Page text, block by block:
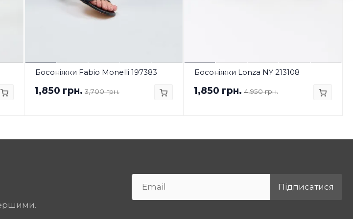
Босоніжки Fabio Monelli 197383
1,850 грн. 3,700 грн.
Босоніжки Lonza NY 213108
1,850 грн. 4,950 грн.
Підписатися